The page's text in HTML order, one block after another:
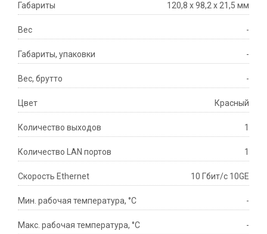
Габариты 120,8 х 98,2 х 21,5 мм
Вес -
Габариты, упаковки -
Вес, брутто -
Цвет Красный
Количество выходов 1
Количество LAN портов 1
Скорость Ethernet 10 Гбит/с 10GE
Мин. рабочая температура, °С -
Макс. рабочая температура, °С -